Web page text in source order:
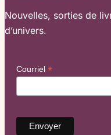
Nouvelles, sorties de
d’univers.
Courriel *